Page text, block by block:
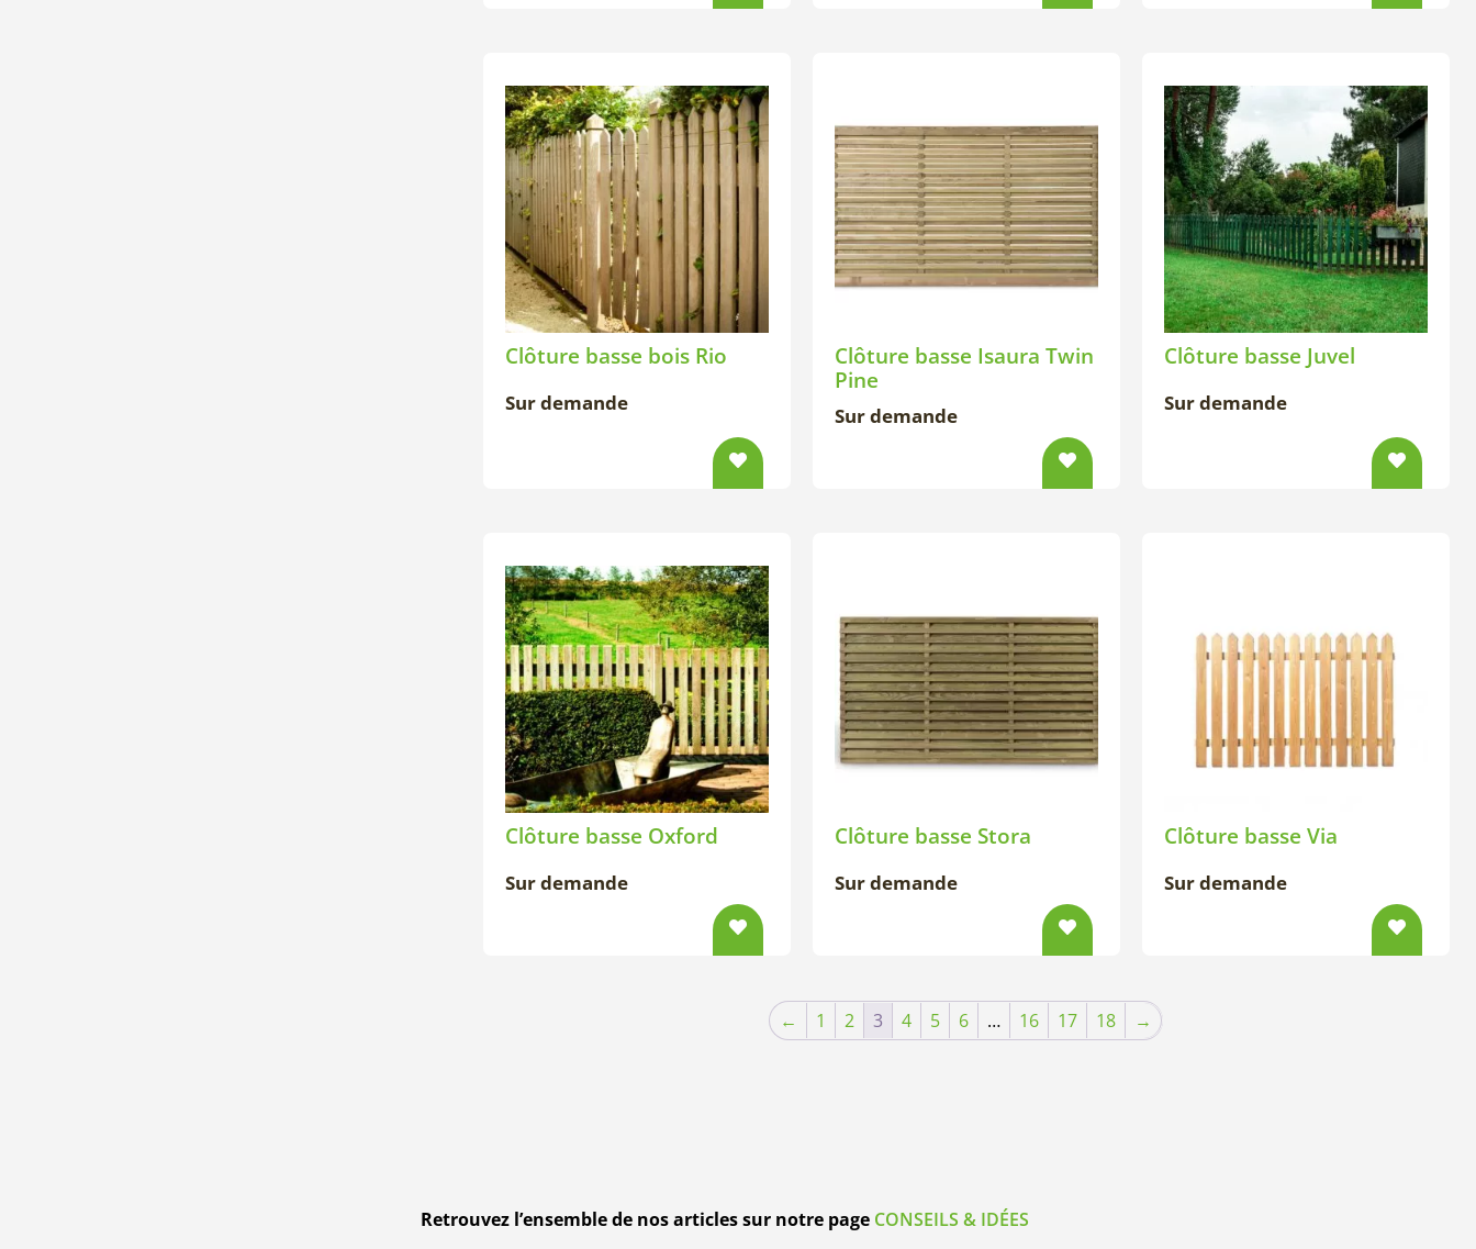
Clôture basse bois Rio
Sur demande
Clôture basse Isaura Twin
Pine
Sur demande
Clôture basse Juvel
Sur demande
Clôture basse Oxford
Sur demande
Clôture basse Stora
Sur demande
Clôture basse Via
Sur demande
← 1 2 3 4 5 6 … 16 17 18 →
Retrouvez l’ensemble de nos articles sur notre page CONSEILS & IDÉES